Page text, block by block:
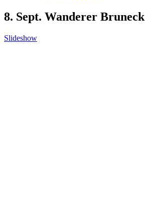
8. Sept. Wanderer Bruneck
Slideshow